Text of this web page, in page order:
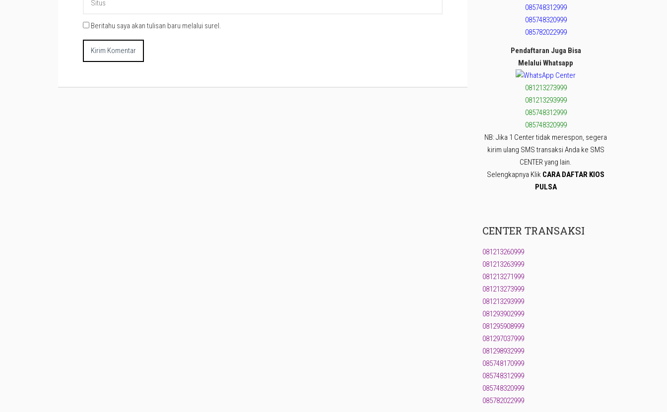
Beritahu saya akan tulisan baru melalui surel.
085748312999
085748320999
085782022999
Pendaftaran Juga Bisa
Melalui Whatsapp
081213273999
081213293999
085748312999
085748320999
NB: Jika 1 Center tidak merespon, segera
kirim ulang SMS transaksi Anda ke SMS
CENTER yang lain.
Selengkapnya Klik CARA DAFTAR KIOS
PULSA
CENTER TRANSAKSI
081213260999
081213263999
081213271999
081213273999
081213293999
081293902999
081295908999
081297037999
081298932999
085748170999
085748312999
085748320999
085782022999